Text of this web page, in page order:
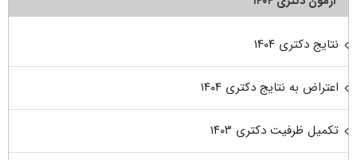
نتایج دکتری ۱۴۰۴
اعتراض به نتایج دکتری ۱۴۰۴
تکمیل ظرفیت دکتری ۱۴۰۳